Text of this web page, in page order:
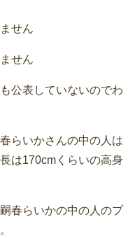
せん
せん
公表していないのでわ
らいかさんの中の人は
は170cmくらいの高身
春らいかの中の人のプ